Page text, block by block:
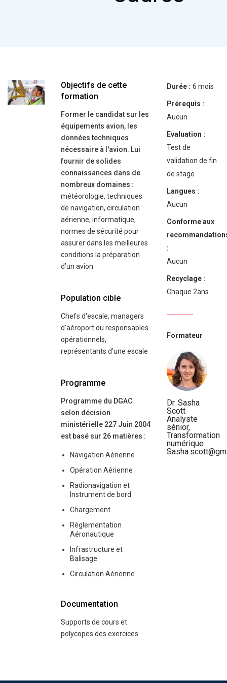
Objectifs de cette
formation
Former le candidat sur les
équipements avion, les
données techniques
nécessaire à l'avion. Lui
fournir de solides
connaissances dans de
nombreux domaines :
météorologie, techniques
de navigation, circulation
aérienne, informatique,
normes de sécurité pour
assurer dans les meilleures
conditions la préparation
d’un avion.
Population cible
Chefs d'escale, managers
d'aéroport ou responsables
opérationnels,
représentants d'une escale
Programme
Programme du DGAC
selon décision
ministérielle 227 Juin 2004
est basé sur 26 matières :
Navigation Aérienne
Opération Aérienne
Radionavigation et
Instrument de bord
Chargement
Réglementation
Aéronautique
Infrastructure et
Balisage
Circulation Aérienne
Documentation
Supports de cours et
polycopes des exercices
Durée : 6 mois
Prérequis :
Aucun
Evaluation :
Test de
validation de fin
de stage
Langues :
Aucun
Conforme aux
:
Aucun
Recyclage :
Chaque 2ans
Formateur
Dr. Sasha
Scott
Analyste
sénior,
Transformation
numérique